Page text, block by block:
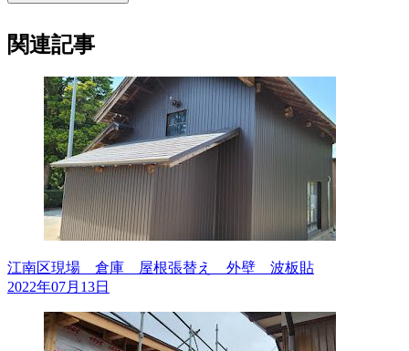
関連記事
江南区現場 倉庫 屋根張替え 外壁 波板貼
2022年07月13日